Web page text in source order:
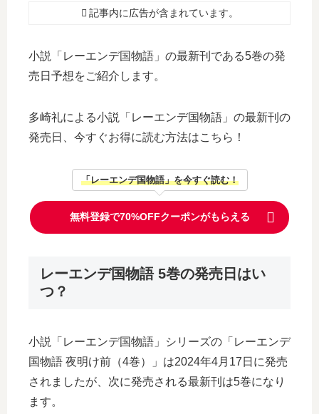
記事内に広告が含まれています。
小説「レーエンデ国物語」の最新刊である5巻の発
売日予想をご紹介します。
多崎礼による小説「レーエンデ国物語」の最新刊の
発売日、今すぐお得に読む方法はこちら！
「レーエンデ国物語」を今すぐ読む！
無料登録で70%OFFクーポンがもらえる
レーエンデ国物語 5巻の発売日はい
つ？
小説「レーエンデ国物語」シリーズの「レーエンデ
国物語 夜明け前（4巻）」は2024年4月17日に発売
されましたが、次に発売される最新刊は5巻になり
ます。